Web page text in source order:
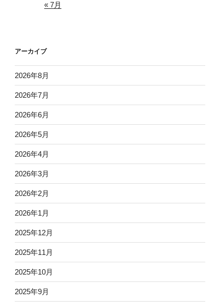
« 7月
アーカイブ
2026年8月
2026年7月
2026年6月
2026年5月
2026年4月
2026年3月
2026年2月
2026年1月
2025年12月
2025年11月
2025年10月
2025年9月